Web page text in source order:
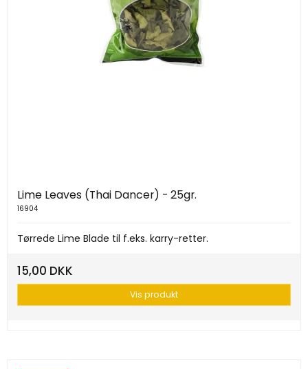
Lime Leaves (Thai Dancer) - 25gr.
16904
Tørrede Lime Blade til f.eks. karry-retter.
15,00 DKK
Vis produkt